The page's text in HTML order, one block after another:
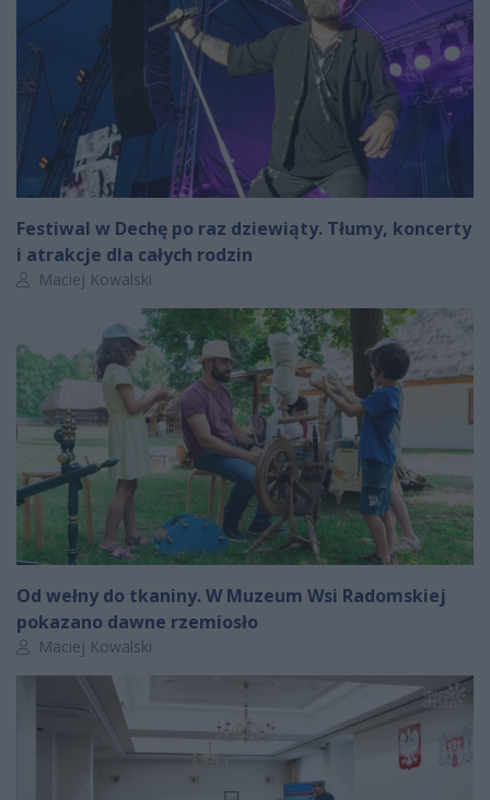
Festiwal w Dechę po raz dziewiąty. Tłumy, koncerty
i atrakcje dla całych rodzin
Autor artykułu:
Maciej Kowalski
Od wełny do tkaniny. W Muzeum Wsi Radomskiej
pokazano dawne rzemiosło
Autor artykułu:
Maciej Kowalski